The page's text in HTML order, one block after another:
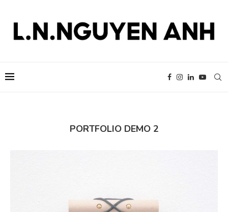
PORTFOLIO DEMO 2